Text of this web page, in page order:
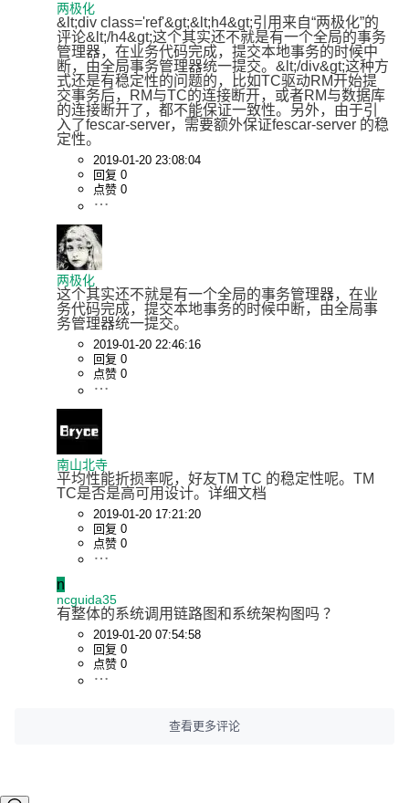
两极化
&lt;div class='ref'&gt;&lt;h4&gt;引用来自“两极化”的
评论&lt;/h4&gt;这个其实还不就是有一个全局的事务
管理器，在业务代码完成，提交本地事务的时候中
断，由全局事务管理器统一提交。&lt;/div&gt;这种方
式还是有稳定性的问题的，比如TC驱动RM开始提
交事务后，RM与TC的连接断开，或者RM与数据库
的连接断开了，都不能保证一致性。另外，由于引
入了fescar-server，需要额外保证fescar-server 的稳
定性。
2019-01-20 23:08:04
回复 0
点赞 0
两极化
这个其实还不就是有一个全局的事务管理器，在业
务代码完成，提交本地事务的时候中断，由全局事
务管理器统一提交。
2019-01-20 22:46:16
回复 0
点赞 0
南山北寺
平均性能折损率呢，好友TM TC 的稳定性呢。TM
TC是否是高可用设计。详细文档
2019-01-20 17:21:20
回复 0
点赞 0
n
ncguida35
有整体的系统调用链路图和系统架构图吗 ？
2019-01-20 07:54:58
回复 0
点赞 0
查看更多评论